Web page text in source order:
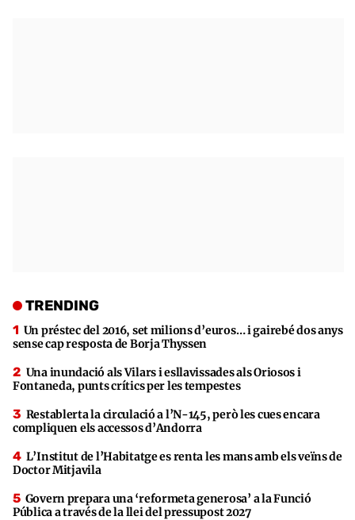
TRENDING
Un préstec del 2016, set milions d’euros… i gairebé dos anys
sense cap resposta de Borja Thyssen
Una inundació als Vilars i esllavissades als Oriosos i
Fontaneda, punts crítics per les tempestes
Restablerta la circulació a l’N-145, però les cues encara
compliquen els accessos d’Andorra
L’Institut de l’Habitatge es renta les mans amb els veïns de
Doctor Mitjavila
Govern prepara una ‘reformeta generosa’ a la Funció
Pública a través de la llei del pressupost 2027